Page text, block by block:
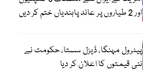
اور 2 طیاروں پر عائد پابندیاں ختم کر دیں
پیٹرول مہنگا، ڈیزل سستا، حکومت نے
نئی قیمتوں کا اعلان کر دیا